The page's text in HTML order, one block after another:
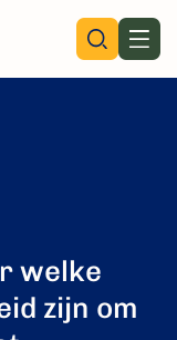
welke
zijn om